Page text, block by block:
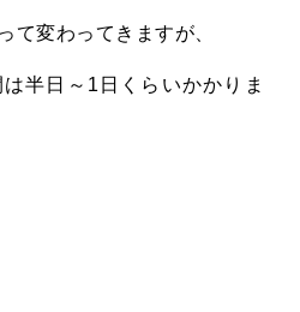
て変わってきますが、
半日～ 1 日くらいかかりま